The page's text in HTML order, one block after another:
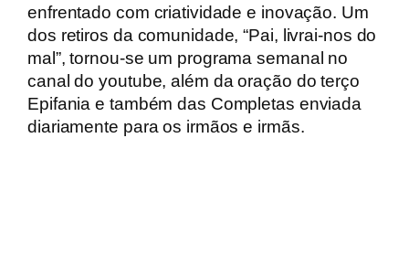
enfrentado com criatividade e inovação. Um
dos retiros da comunidade, “Pai, livrai-nos do
mal”, tornou-se um programa semanal no
canal do youtube, além da oração do terço
Epifania e também das Completas enviada
diariamente para os irmãos e irmãs.